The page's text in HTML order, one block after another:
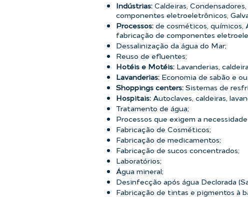
Indústrias: Caldeiras,
componentes eletroeletrônicos,
Processos: de cosméticos, químicos,
fabricação de componentes
Dessalinização da água do Mar;
Reuso de efluentes;
Hotéis e Motéis: Lavanderias,
Lavanderias: Economia de sabão e
Shoppings centers: Sistemas de
Hospitais: Autoclaves, caldeiras,
Tratamento de água;
Processos que exigem a
Fabricação de Cosméticos;
Fabricação de medicamentos;
Fabricação de sucos concentrados;
Laboratórios;
Água mineral;
Desinfecção após água Declorada
Fabricação de tintas e pigmentos à